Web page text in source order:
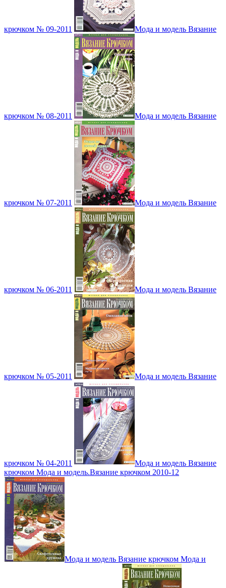
крючком № 09-2011 Мода и модель Вязание
крючком № 08-2011 Мода и модель Вязание
крючком № 07-2011 Мода и модель Вязание
крючком № 06-2011 Мода и модель Вязание
крючком № 05-2011 Мода и модель Вязание
крючком № 04-2011
Мода и модель Вязание
крючком Мода и модель.Вязание крючком 2010-12
Мода и модель Вязание крючком Мода и